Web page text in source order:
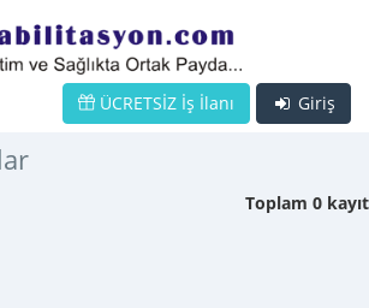
Giriş
ÜCRETSİZ İş İlanı
Toplam 0 kayıt